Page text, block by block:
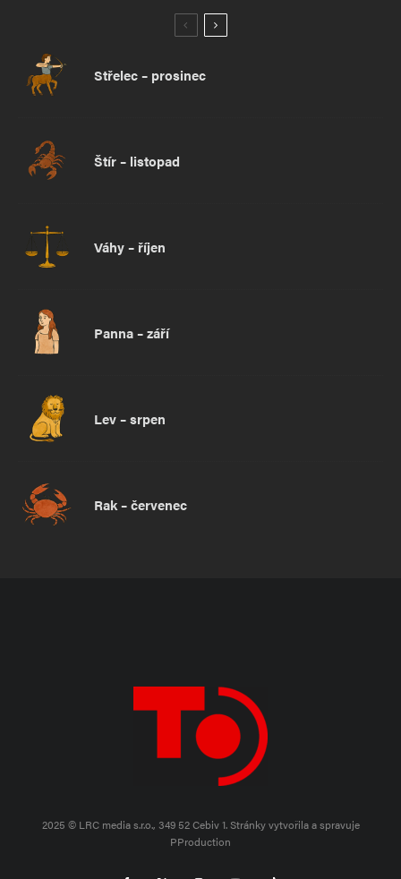
Střelec – prosinec
Štír – listopad
Váhy – říjen
Panna – září
Lev – srpen
Rak – červenec
2025 © LRC media s.r.o., 349 52 Cebiv 1.Stránky vytvořila a spravuje
PProduction